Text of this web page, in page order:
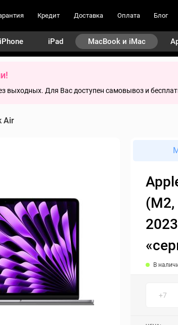
Кредит Доставка Оплата Блог
iPhone iPad MacBook и iMac
выходных. Для Вас доступен самовывоз и
Air
(M2,
В